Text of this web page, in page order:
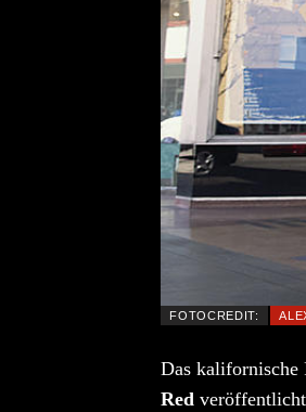
FOTOCREDIT:
Das kalifornische
Red